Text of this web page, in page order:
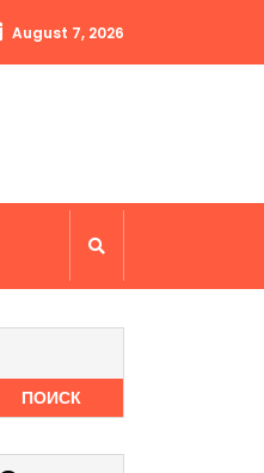
August 7, 2026
ПОИСК